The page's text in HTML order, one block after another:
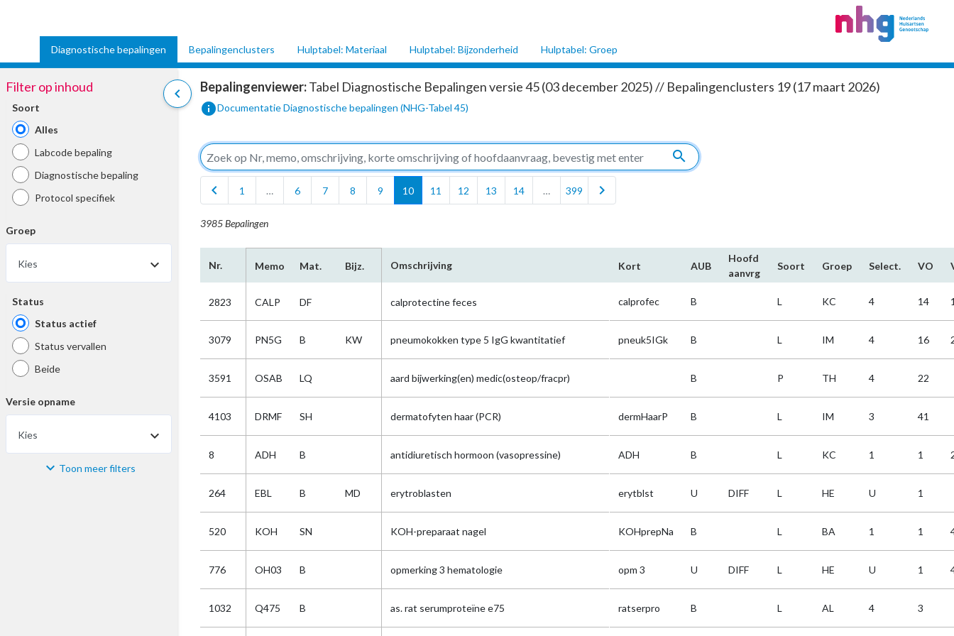
Diagnostische bepalingen Bepalingenclusters Hulptabel: Materiaal Hulptabel: Bijzonderheid Hulptabel: Groep
chevron_left
Filter op inhoud
Soort
Alles
Labcode bepaling
Diagnostische bepaling
Protocol specifiek
Groep
Kies
Status
Status actief
Status vervallen
Beide
Versie opname
Kies
Materiaal Toon meer filters
Bepalingenviewer:Tabel Diagnostische Bepalingen versie 45 (03 december 2025) // Bepalingenclusters 19 (17 maart 2026)
infoDocumentatie Diagnostische bepalingen (NHG-Tabel 45)
search
chevron_left
1 … 6 7 8 9 10 11 12 13 14 … 399 chevron_right
3985 Bepalingen
Nr. Memo Mat. Bijz. Omschrijving Kort AUB
Hoofd​
aanvrg
Soort Groep Select. VO
2823 CALP DF calprotectine feces calprofec B L KC 4 14
3079 PN5G B KW pneumokokken type 5 IgG kwantitatief pneuk5IGk B L IM 4 16
3591 OSAB LQ aard bijwerking(en) medic(osteop/fracpr) B P TH 4 22
4103 DRMF SH dermatofyten haar (PCR) dermHaarP B L IM 3 41
8 ADH B antidiuretisch hormoon (vasopressine) ADH B L KC 1 1
264 EBL B MD erytroblasten erytblst U DIFF L HE U 1
520 KOH SN KOH-preparaat nagel KOHprepNa B L BA 1 1
776 OH03 B opmerking 3 hematologie opm 3 U DIFF L HE U 1
1032 Q475 B as. rat serumproteïne e75 ratserpro B L AL 4 3